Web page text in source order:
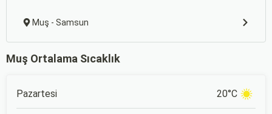
Muş - Samsun
Muş Ortalama Sıcaklık
Pazartesi 20°C